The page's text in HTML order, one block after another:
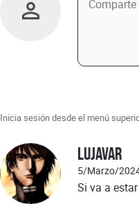
Inicia sesión desde el menú
Lujavar
5/Marzo/
Si va a